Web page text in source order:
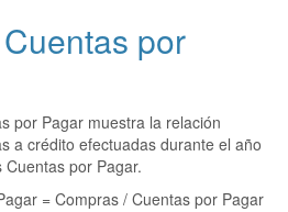
por
por Pagar muestra la relación
a crédito efectuadas durante el año
por Pagar.
= Compras / Cuentas por Pagar